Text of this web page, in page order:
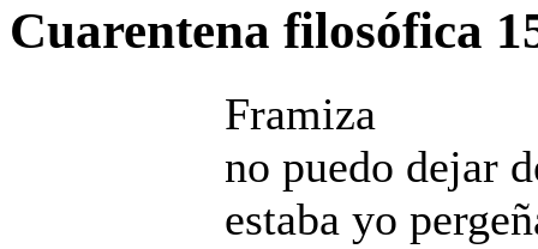
Cuarentena filosófica
Framiza
no puedo dejar
estaba yo